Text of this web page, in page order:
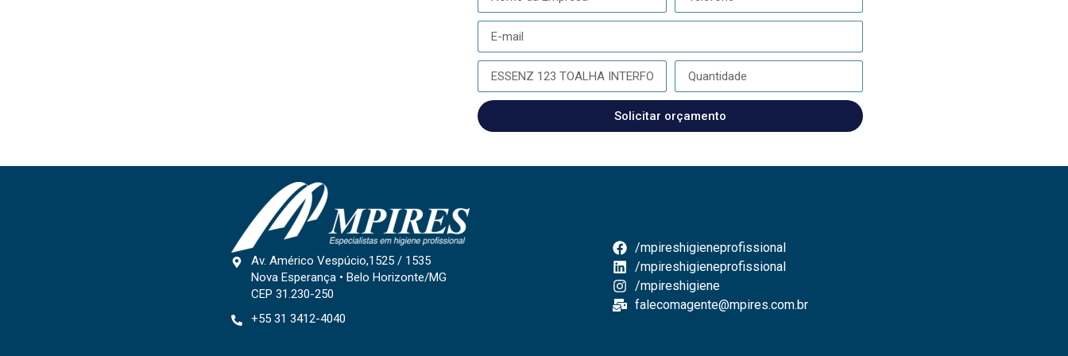
Solicitar orçamento
Av. Américo Vespúcio,1525 / 1535
Nova Esperança • Belo Horizonte/MG
CEP 31.230-250
+55 31 3412-4040
/mpireshigieneprofissional
/mpireshigieneprofissional
/mpireshigiene
falecomagente@mpires.com.br